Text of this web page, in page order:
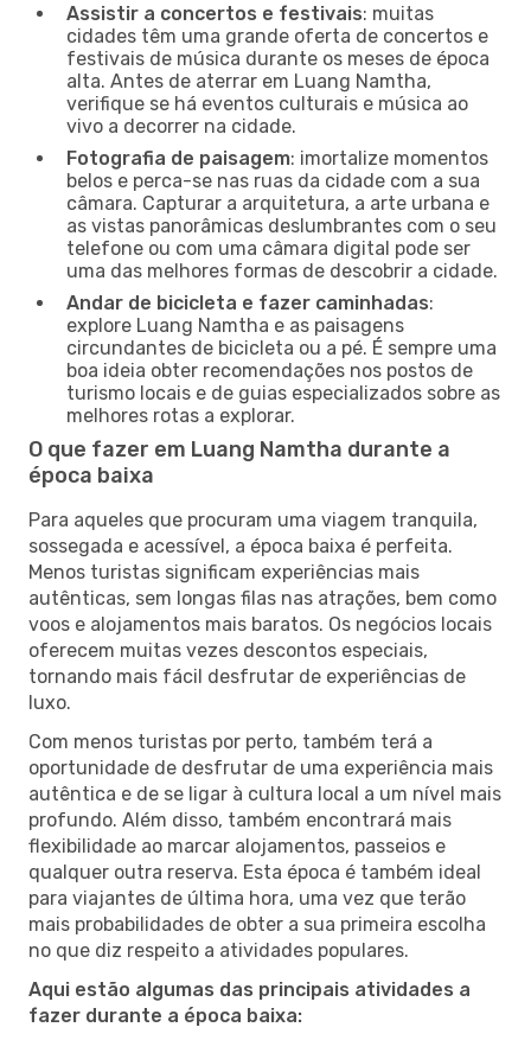
Assistir a concertos e festivais: muitas
cidades têm uma grande oferta de concertos e
festivais de música durante os meses de época
alta. Antes de aterrar em Luang Namtha,
verifique se há eventos culturais e música ao
vivo a decorrer na cidade.
Fotografia de paisagem: imortalize momentos
belos e perca-se nas ruas da cidade com a sua
câmara. Capturar a arquitetura, a arte urbana e
as vistas panorâmicas deslumbrantes com o seu
telefone ou com uma câmara digital pode ser
uma das melhores formas de descobrir a cidade.
Andar de bicicleta e fazer caminhadas:
explore Luang Namtha e as paisagens
circundantes de bicicleta ou a pé. É sempre uma
boa ideia obter recomendações nos postos de
turismo locais e de guias especializados sobre as
melhores rotas a explorar.
O que fazer em Luang Namtha durante a
época baixa
Para aqueles que procuram uma viagem tranquila,
sossegada e acessível, a época baixa é perfeita.
Menos turistas significam experiências mais
autênticas, sem longas filas nas atrações, bem como
voos e alojamentos mais baratos. Os negócios locais
oferecem muitas vezes descontos especiais,
tornando mais fácil desfrutar de experiências de
luxo.
Com menos turistas por perto, também terá a
oportunidade de desfrutar de uma experiência mais
autêntica e de se ligar à cultura local a um nível mais
profundo. Além disso, também encontrará mais
flexibilidade ao marcar alojamentos, passeios e
qualquer outra reserva. Esta época é também ideal
para viajantes de última hora, uma vez que terão
mais probabilidades de obter a sua primeira escolha
no que diz respeito a atividades populares.
Aqui estão algumas das principais atividades a
fazer durante a época baixa: